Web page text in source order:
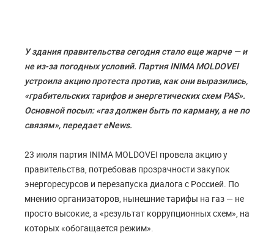
У здания правительства сегодня стало еще жарче — и
не из-за погодных условий. Партия INIMA MOLDOVEI
устроила акцию протеста против, как они выразились,
«грабительских тарифов и энергетических схем PAS».
Основной посыл: «газ должен быть по карману, а не по
связям», передаетeNews.
23 июля партия INIMA MOLDOVEI провела акцию у
правительства, потребовав прозрачности закупок
энергоресурсов и перезапуска диалога с Россией. По
мнению организаторов, нынешние тарифы на газ — не
просто высокие, а «результат коррупционных схем», на
которых «обогащается режим».